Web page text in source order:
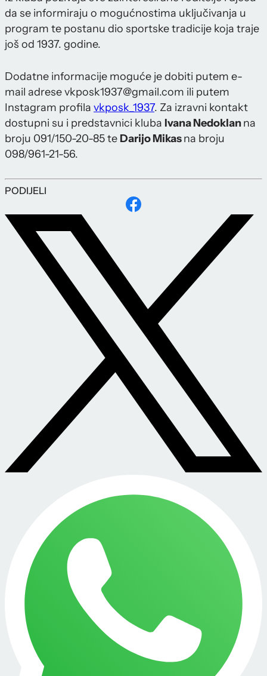
da se informiraju o mogućnostima uključivanja u
program te postanu dio sportske tradicije koja traje
još od 1937. godine.
Dodatne informacije moguće je dobiti putem e-
mail adrese vkposk1937@gmail.com ili putem
Instagram profila vkposk_1937. Za izravni kontakt
dostupni su i predstavnici kluba Ivana Nedoklanna
broju 091/150-20-85 te Darijo Mikasna broju
098/961-21-56.
PODIJELI